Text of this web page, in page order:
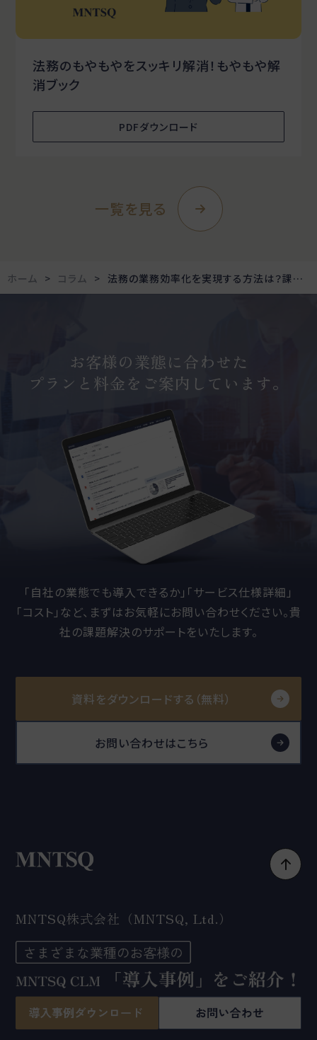
法務のもやもやをスッキリ解消！もやもや解
消ブック
PDFダウンロード
一覧を見る
ホーム コラム 法務の業務効率化を実現する方法は？課題と解決策を解説
お客様の業態に合わせた
プランと料金をご案内しています。
「自社の業態でも導入できるか」「サービス仕様詳細」
「コスト」など、 まずはお気軽にお問い合わせください。貴
社の課題解決のサポートをいたします。
資料をダウンロードする（無料）
お問い合わせはこちら
MNTSQ株式会社（MNTSQ, Ltd.）
〒104-6004 東京都中央区晴海１丁目８−１０
晴海アイランド トリトンスクエア オフィスタワーX棟 4
階
Google Map